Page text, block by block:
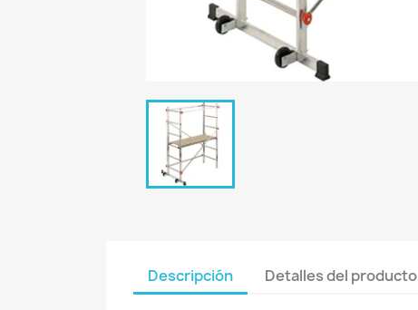
Descripción Detalles del producto